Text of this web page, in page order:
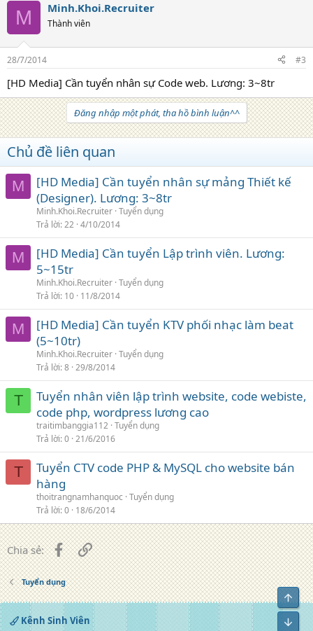
M Minh.Khoi.Recruiter
Thành viên
28/7/2014 #3
[HD Media] Cần tuyển nhân sự Code web. Lương: 3~8tr
Đăng nhập một phát, tha hồ bình luận^^
Chủ đề liên quan
M
[HD Media] Cần tuyển nhân sự mảng Thiết kế
(Designer). Lương: 3~8tr
Minh.Khoi.Recruiter Tuyển dụng
Trả lời 22 4/10/2014
M
[HD Media] Cần tuyển Lập trình viên. Lương:
5~15tr
Minh.Khoi.Recruiter Tuyển dụng
Trả lời 10 11/8/2014
M
[HD Media] Cần tuyển KTV phối nhạc làm beat
(5~10tr)
Minh.Khoi.Recruiter Tuyển dụng
Trả lời 8 29/8/2014
T
Tuyển nhân viên lập trình website, code webiste,
code php, wordpress lương cao
traitimbanggia112 Tuyển dụng
Trả lời 0 21/6/2016
T
Tuyển CTV code PHP & MySQL cho website bán
hàng
thoitrangnamhanquoc Tuyển dụng
Trả lời 0 18/6/2014
Chia sẻ: FacebookLiên kết
Tuyển dụng
Kênh Sinh Viên
Top